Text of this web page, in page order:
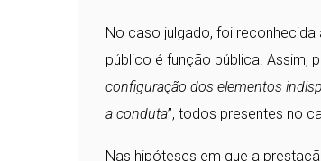
No caso julgado, foi
público é função pública. Assim,
configuração dos elementos
a conduta”, todos presentes no
Nas hipóteses em que a